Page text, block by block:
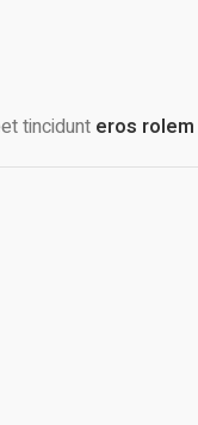
tincidunt eros rolem